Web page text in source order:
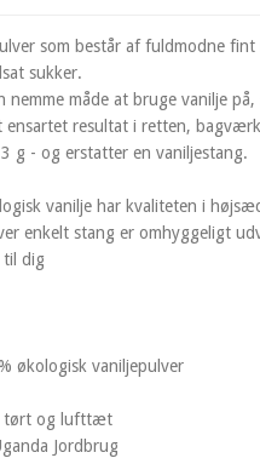
som består af fuldmodne
sukker.
nemme måde at bruge vanilje
resultat i retten,
g - og erstatter en vaniljestang.
vanilje har kvaliteten i
enkelt stang er omhyggeligt
til dig
økologisk vaniljepulver
tørt og lufttæt
Jordbrug